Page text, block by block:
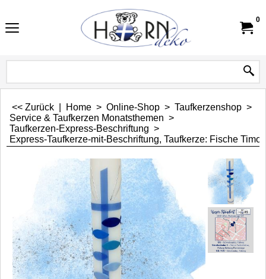
0
<< Zurück Home > Online-Shop > Taufkerzenshop >
Service & Taufkerzen Monatsthemen >
Taufkerzen-Express-Beschriftung >
Express-Taufkerze-mit-Beschriftung, Taufkerze: Fische Timon